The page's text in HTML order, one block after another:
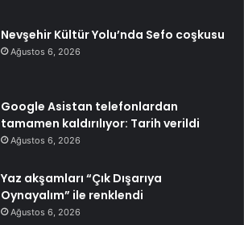
Nevşehir Kültür Yolu’nda Sefo coşkusu
Ağustos 6, 2026
Google Asistan telefonlardan
tamamen kaldırılıyor: Tarih verildi
Ağustos 6, 2026
Yaz akşamları “Çık Dışarıya
Oynayalım” ile renklendi
Ağustos 6, 2026